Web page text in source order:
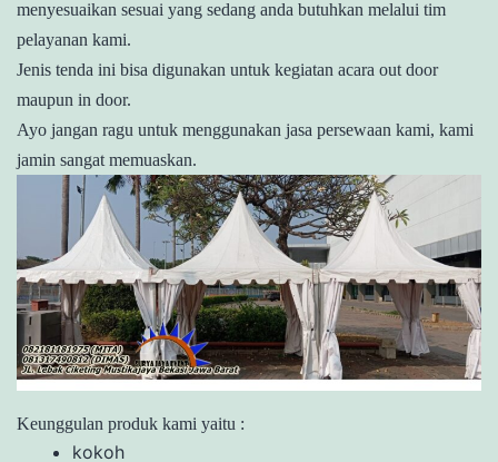
menyesuaikan sesuai yang sedang anda butuhkan melalui tim
pelayanan kami.
Jenis tenda ini bisa digunakan untuk kegiatan acara out door
maupun in door.
Ayo jangan ragu untuk menggunakan jasa persewaan kami, kami
jamin sangat memuaskan.
Keunggulan produk kami yaitu :
kokoh